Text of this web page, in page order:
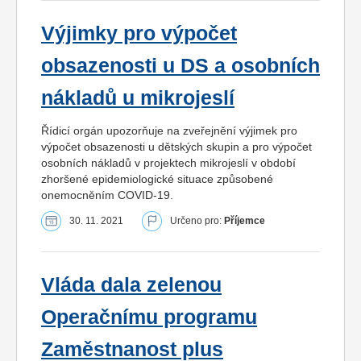
Výjimky pro výpočet
obsazenosti u DS a osobních
nákladů u mikrojeslí
Řídicí orgán upozorňuje na zveřejnění výjimek pro
výpočet obsazenosti u dětských skupin a pro výpočet
osobních nákladů v projektech mikrojeslí v období
zhoršené epidemiologické situace způsobené
onemocněním COVID-19.
30. 11. 2021 Určeno pro: Příjemce
Vláda dala zelenou
Operačnímu programu
Zaměstnanost plus